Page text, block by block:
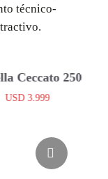
técnico-
Ceccato 250
USD3.999